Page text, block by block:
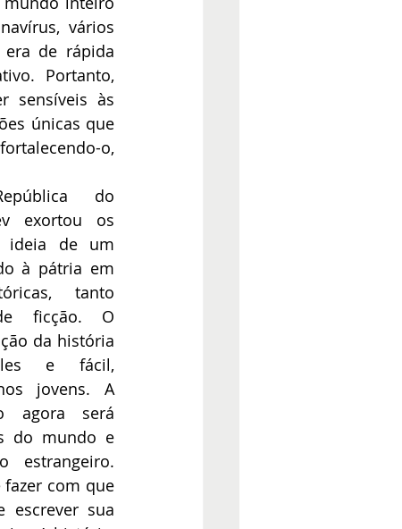
vários
de rápida
Portanto,
sensíveis às
únicas que
o,
do
exortou os
ideia de um
à pátria em
tanto
ficção. O
da história
e fácil,
jovens. A
agora será
do mundo e
estrangeiro.
com que
escrever sua